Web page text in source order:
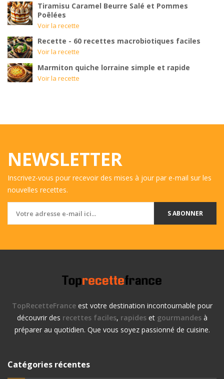
Tiramisu Caramel Beurre Salé et Pommes
Poêlées
Voir la recette
Recette - 60 recettes macrobiotiques faciles
Voir la recette
Marmiton quiche lorraine simple et rapide
Voir la recette
NEWSLETTER
Inscrivez-vous pour recevoir des mises à jour par e-mail sur les
nouvelles recettes.
S ABONNER
TopRecetteFranceest votre destination incontournable pour
découvrir des recettes faciles, rapideset gourmandesà
préparer au quotidien. Que vous soyez passionné de cuisine.
Catégories récentes